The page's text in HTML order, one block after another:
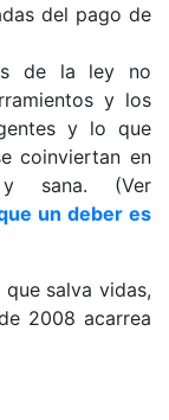
del pago de
de la ley no
y los
y lo que
coinviertan en
sana. (Ver
un deber es
salva vidas,
2008 acarrea